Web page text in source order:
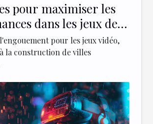
pour maximiser les
dans les jeux de
de villes top
pour les jeux vidéo,
la construction de villes